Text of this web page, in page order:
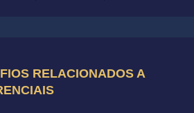
RELACIONADOS A